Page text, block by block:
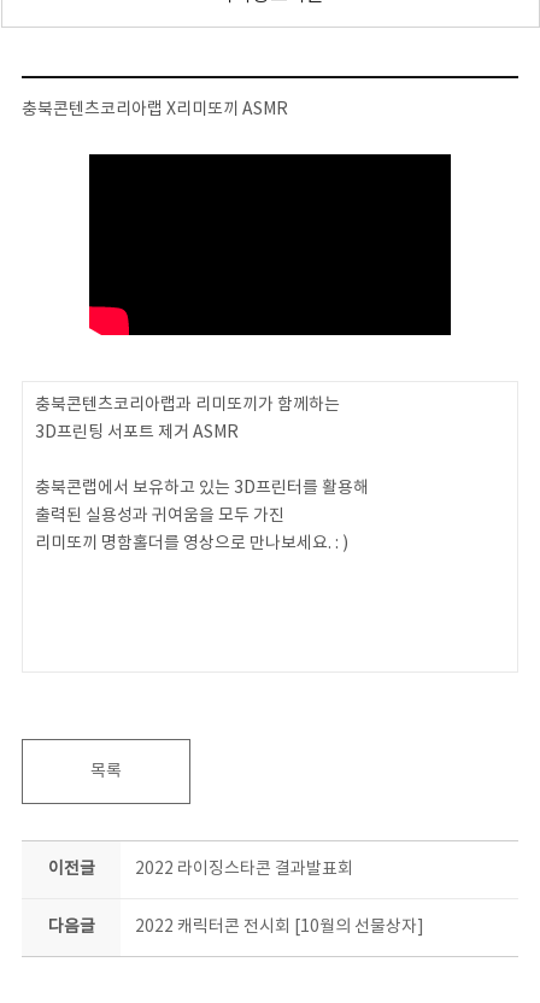
충북콘텐츠코리아랩 X리미또끼 ASMR
충북콘텐츠코리아랩과 리미또끼가 함께하는
3D프린팅 서포트 제거 ASMR
충북콘랩에서 보유하고 있는 3D프린터를 활용해
출력된 실용성과 귀여움을 모두 가진
리미또끼 명함홀더를 영상으로 만나보세요. : )
목록
이전글 2022 라이징스타콘 결과발표회
다음글 2022 캐릭터콘 전시회 [10월의 선물상자]